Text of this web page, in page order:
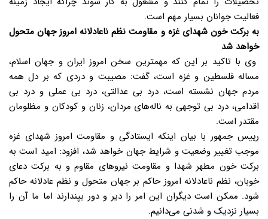
فعالیت جوانان بسیار مهم است.
به برکت خون شهدای غزه و مقاومت نظم ناعادلانه امروز جهان متحول
خواهد شد
وی با تاکید بر این که مهمترین سخن امروز ایران و جهان اسلام،
مساله فلسطین و غزه است، گفت: مصیبت و دردی که بر دل همه
مردم جهان نشسته است، درد بی عدالتی، درد بی عملی و درد بی
اقدامی، درد بی توجهی به ناله‌های مردان، زنان و کودکان و مظلومان
مقتدر است.
رییس جمهور با بیان اینکه ایستادگی و مقاومت امروز شهدای غزه
موجب تغییر وضعیت و شرایط جهان خواهد شد، افزود: امید است به
برکت خون مطهر شهدا و مقاومت نیروهای مقاوم و به برکت دعای
خوبان، نظم‌ ناعادلانه امروز حاکم بر جهان متحول و نظم عادلانه حاکم
شود. ممکن است دیگران این امر را دیر و دور بپندارند اما ما آن را
بسیار نزدیک و شدنی می‌دانیم.